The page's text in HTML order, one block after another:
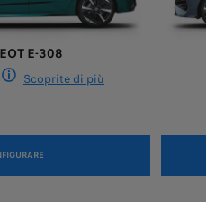
E-308
Scoprite di più